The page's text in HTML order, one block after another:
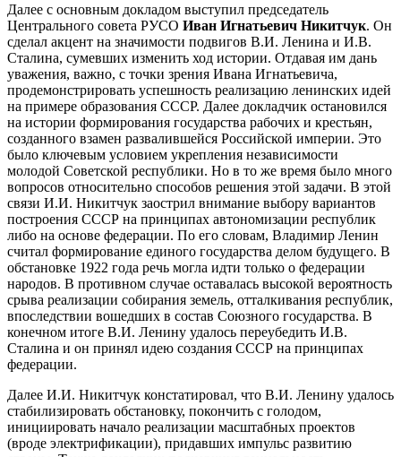
Далее с основным докладом выступил председатель
Центрального совета РУСО Иван Игнатьевич Никитчук. Он
сделал акцент на значимости подвигов В.И. Ленина и И.В.
Сталина, сумевших изменить ход истории. Отдавая им дань
уважения, важно, с точки зрения Ивана Игнатьевича,
продемонстрировать успешность реализацию ленинских идей
на примере образования СССР. Далее докладчик остановился
на истории формирования государства рабочих и крестьян,
созданного взамен развалившейся Российской империи. Это
было ключевым условием укрепления независимости
молодой Советской республики. Но в то же время было много
вопросов относительно способов решения этой задачи. В этой
связи И.И. Никитчук заострил внимание выбору вариантов
построения СССР на принципах автономизации республик
либо на основе федерации. По его словам, Владимир Ленин
считал формирование единого государства делом будущего. В
обстановке 1922 года речь могла идти только о федерации
народов. В противном случае оставалась высокой вероятность
срыва реализации собирания земель, отталкивания республик,
впоследствии вошедших в состав Союзного государства. В
конечном итоге В.И. Ленину удалось переубедить И.В.
Сталина и он принял идею создания СССР на принципах
федерации.
Далее И.И. Никитчук констатировал, что В.И. Ленину удалось
стабилизировать обстановку, покончить с голодом,
инициировать начало реализации масштабных проектов
(вроде электрификации), придавших импульс развитию